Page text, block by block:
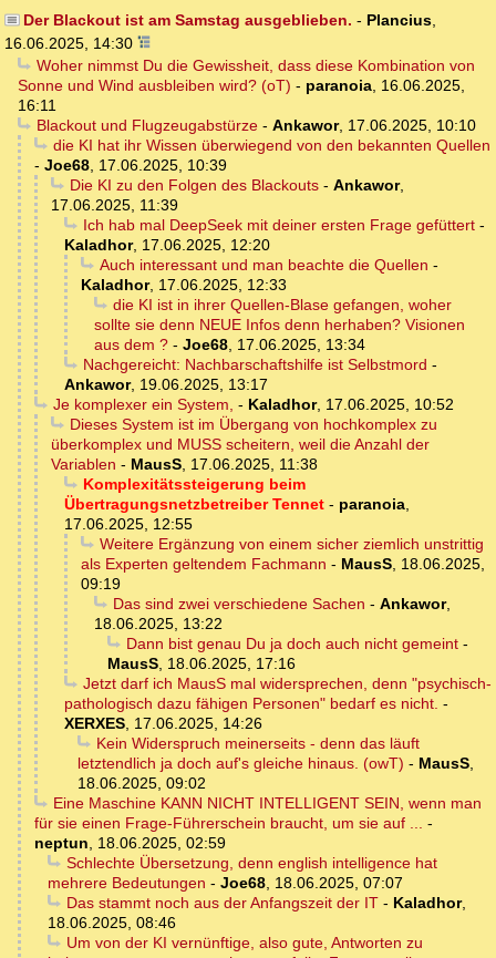
Der Blackout ist am Samstag ausgeblieben. - Plancius,
16.06.2025, 14:30
Woher nimmst Du die Gewissheit, dass diese Kombination von
Sonne und Wind ausbleiben wird? (oT) - paranoia, 16.06.2025,
16:11
Blackout und Flugzeugabstürze- Ankawor, 17.06.2025, 10:10
die KI hat ihr Wissen überwiegend von den bekannten Quellen
- Joe68, 17.06.2025, 10:39
Die KI zu den Folgen des Blackouts- Ankawor,
17.06.2025, 11:39
Ich hab mal DeepSeek mit deiner ersten Frage gefüttert-
Kaladhor, 17.06.2025, 12:20
Auch interessant und man beachte die Quellen -
Kaladhor, 17.06.2025, 12:33
die KI ist in ihrer Quellen-Blase gefangen, woher
sollte sie denn NEUE Infos denn herhaben? Visionen
aus dem ? - Joe68, 17.06.2025, 13:34
Nachgereicht: Nachbarschaftshilfe ist Selbstmord -
Ankawor, 19.06.2025, 13:17
Je komplexer ein System, - Kaladhor, 17.06.2025, 10:52
Dieses System ist im Übergang von hochkomplex zu
überkomplex und MUSS scheitern, weil die Anzahl der
Variablen - MausS, 17.06.2025, 11:38
Komplexitätssteigerung beim
Übertragungsnetzbetreiber Tennet - paranoia,
17.06.2025, 12:55
Weitere Ergänzung von einem sicher ziemlich unstrittig
als Experten geltendem Fachmann - MausS, 18.06.2025,
09:19
Das sind zwei verschiedene Sachen - Ankawor,
18.06.2025, 13:22
Dann bist genau Du ja doch auch nicht gemeint-
MausS, 18.06.2025, 17:16
Jetzt darf ich MausS mal widersprechen, denn "psychisch-
pathologisch dazu fähigen Personen" bedarf es nicht. -
XERXES, 17.06.2025, 14:26
Kein Widerspruch meinerseits - denn das läuft
letztendlich ja doch auf's gleiche hinaus. (owT) - MausS,
18.06.2025, 09:02
Eine Maschine KANN NICHT INTELLIGENT SEIN, wenn man
für sie einen Frage-Führerschein braucht, um sie auf ... -
neptun, 18.06.2025, 02:59
Schlechte Übersetzung, denn english intelligence hat
mehrere Bedeutungen - Joe68, 18.06.2025, 07:07
Das stammt noch aus der Anfangszeit der IT- Kaladhor,
18.06.2025, 08:46
Um von der KI vernünftige, also gute, Antworten zu